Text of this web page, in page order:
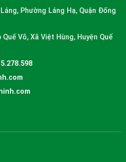
Phường Láng Hạ, Quận Đống
Võ, Xã Việt Hùng, Huyện Quế